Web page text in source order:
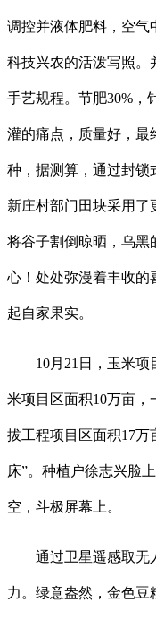
调控并液体肥料，空气
科技兴农的活泼写照。
手艺规程。节肥30%，
灌的痛点，质量好，最
种，据测算，通过封锁
新庄村部门田块采用了
将谷子割倒晾晒，乌黑
心！处处弥漫着丰收的
起自家果实。
10月21日，玉米项
米项目区面积10万亩
拔工程项目区面积17万
床”。种植户徐志兴脸
空，斗极屏幕上。
通过卫星遥感取无
力。绿意盎然，金色豆